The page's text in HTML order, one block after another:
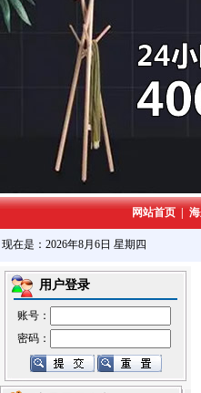
网站首页
现在是：2026年8月6日 星期四
用户登录
账号：
密码：